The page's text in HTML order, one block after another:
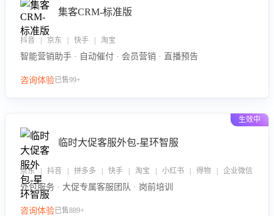
集客CRM-标准版
抖音 | 京东 | 快手 | 淘宝
智能营销助手 · 自动催付 · 会员营销 · 直播预告
咨询体验已售99+
生效中
临时大促客服外包-星环智服
京东 | 抖音 | 拼多多 | 快手 | 淘宝 | 小红书 | 得物 | 企业微信
外包服务 · 大促专属客服团队 · 岗前培训
咨询体验已售889+